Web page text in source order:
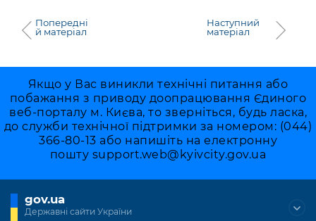
Попередні
й матеріал
Наступний
матеріал
Якщо у Вас виникли технічні питання або
побажання з приводу доопрацювання Єдиного
веб-порталу м. Києва, то зверніться, будь ласка,
до служби технічної підтримки за номером: (044)
366-80-13 або напишіть на електронну
пошту support.web@kyivcity.gov.ua
gov.ua
Державні сайти України